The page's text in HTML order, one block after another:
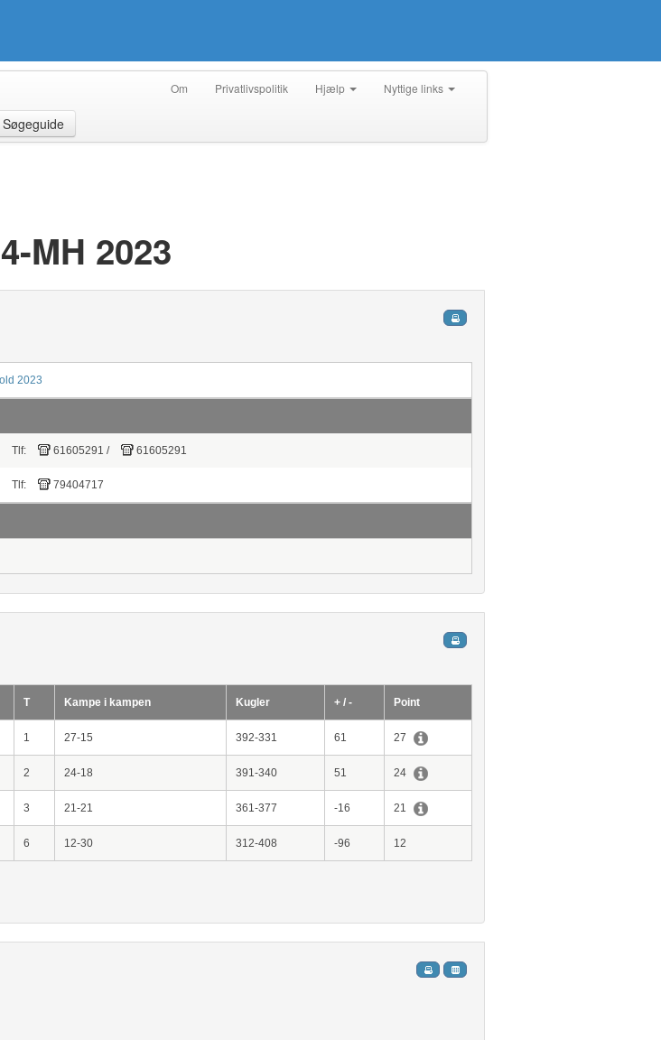
Om Privatlivspolitik Hjælp Nyttige links
Søgeguide
MH 2023
2023
Tlf: 61605291 / 61605291
Tlf: 79404717
T Kampe i kampen Kugler + / - Point
1 27-15 392-331 61 27
2 24-18 391-340 51 24
3 21-21 361-377 -16 21
6 12-30 312-408 -96 12